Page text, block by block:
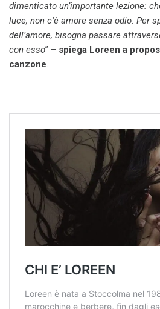
dimenticato un’importante lezione:
luce, non c’è amore senza odio. Per
dell’amore, bisogna passare
con esso” – spiega Loreen a
canzone.